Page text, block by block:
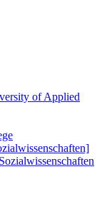
of Applied